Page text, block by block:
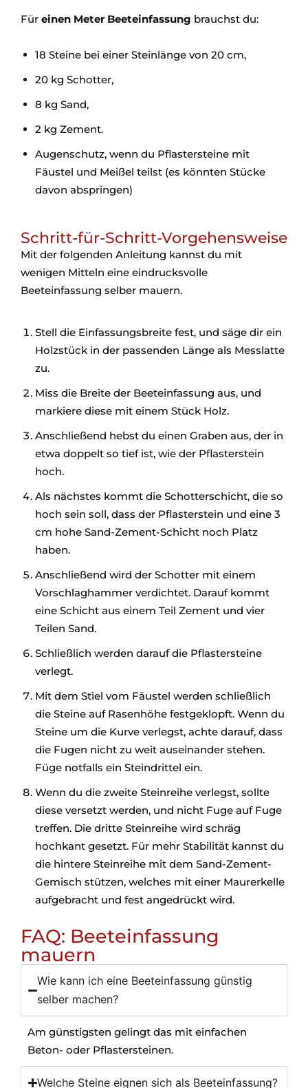
Für einen Meter Beeteinfassung brauchst du:
18 Steine bei einer Steinlänge von 20 cm,
20 kg Schotter,
8 kg Sand,
2 kg Zement.
Augenschutz, wenn du Pflastersteine mit
Fäustel und Meißel teilst (es könnten Stücke
davon abspringen)
Schritt-für-Schritt-Vorgehensweise
Mit der folgenden Anleitung kannst du mit
wenigen Mitteln eine eindrucksvolle
Beeteinfassung selber mauern.
Stell die Einfassungsbreite fest, und säge dir ein
Holzstück in der passenden Länge als Messlatte
zu.
Miss die Breite der Beeteinfassung aus, und
markiere diese mit einem Stück Holz.
Anschließend hebst du einen Graben aus, der in
etwa doppelt so tief ist, wie der Pflasterstein
hoch.
Als nächstes kommt die Schotterschicht, die so
hoch sein soll, dass der Pflasterstein und eine 3
cm hohe Sand-Zement-Schicht noch Platz
haben.
Anschließend wird der Schotter mit einem
Vorschlaghammer verdichtet. Darauf kommt
eine Schicht aus einem Teil Zement und vier
Teilen Sand.
Schließlich werden darauf die Pflastersteine
verlegt.
Mit dem Stiel vom Fäustel werden schließlich
die Steine auf Rasenhöhe festgeklopft. Wenn du
Steine um die Kurve verlegst, achte darauf, dass
die Fugen nicht zu weit auseinander stehen.
Füge notfalls ein Steindrittel ein.
Wenn du die zweite Steinreihe verlegst, sollte
diese versetzt werden, und nicht Fuge auf Fuge
treffen. Die dritte Steinreihe wird schräg
hochkant gesetzt. Für mehr Stabilität kannst du
die hintere Steinreihe mit dem Sand-Zement-
Gemisch stützen, welches mit einer Maurerkelle
aufgebracht und fest angedrückt wird.
FAQ: Beeteinfassung
mauern
Wie kann ich eine Beeteinfassung günstig
selber machen?
Am günstigsten gelingt das mit einfachen
Beton- oder Pflastersteinen.
Welche Steine eignen sich als Beeteinfassung?